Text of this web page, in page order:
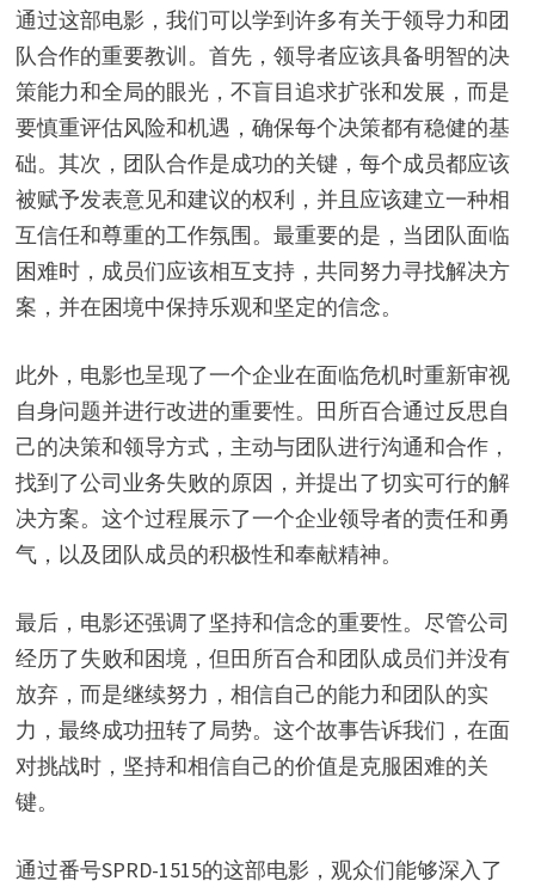
通过这部电影，我们可以学到许多有关于领导力和团
队合作的重要教训。首先，领导者应该具备明智的决
策能力和全局的眼光，不盲目追求扩张和发展，而是
要慎重评估风险和机遇，确保每个决策都有稳健的基
础。其次，团队合作是成功的关键，每个成员都应该
被赋予发表意见和建议的权利，并且应该建立一种相
互信任和尊重的工作氛围。最重要的是，当团队面临
困难时，成员们应该相互支持，共同努力寻找解决方
案，并在困境中保持乐观和坚定的信念。
此外，电影也呈现了一个企业在面临危机时重新审视
自身问题并进行改进的重要性。田所百合通过反思自
己的决策和领导方式，主动与团队进行沟通和合作，
找到了公司业务失败的原因，并提出了切实可行的解
决方案。这个过程展示了一个企业领导者的责任和勇
气，以及团队成员的积极性和奉献精神。
最后，电影还强调了坚持和信念的重要性。尽管公司
经历了失败和困境，但田所百合和团队成员们并没有
放弃，而是继续努力，相信自己的能力和团队的实
力，最终成功扭转了局势。这个故事告诉我们，在面
对挑战时，坚持和相信自己的价值是克服困难的关
键。
通过番号SPRD-1515的这部电影，观众们能够深入了